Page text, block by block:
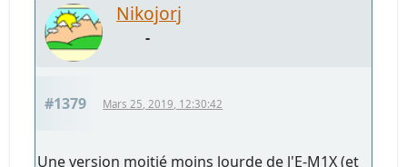
Nikojorj
-
#1379 Mars 25, 2019, 12:30:42
Une version moitié moins lourde de l'E-M1X (et